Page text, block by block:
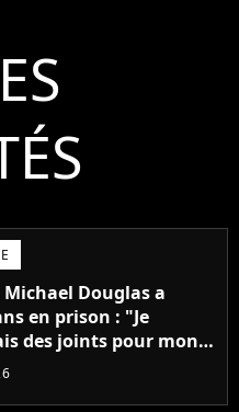
Michael Douglas a
en prison : "Je
des joints pour mon